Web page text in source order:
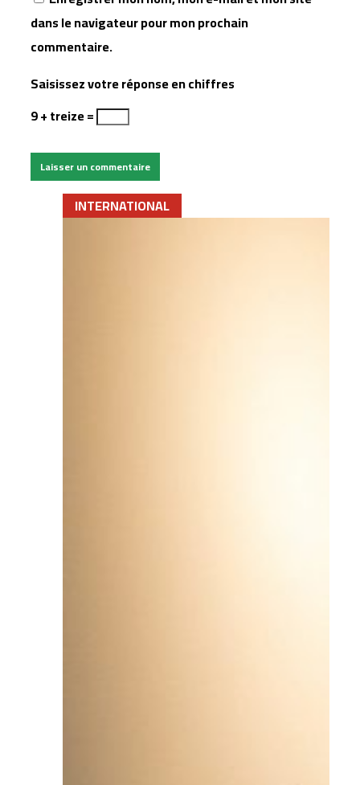
dans le navigateur pour mon prochain
commentaire.
Saisissez votre réponse en chiffres
9 + treize =
INTERNATIONAL